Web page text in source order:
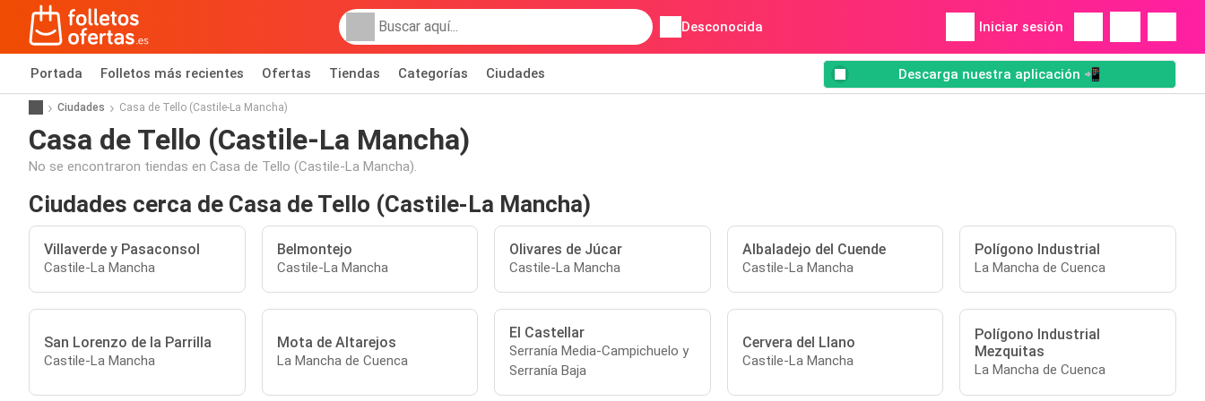
Desconocida Iniciar sesión
Portada Folletos más recientes Ofertas Tiendas Categorías Ciudades Descarga nuestra aplicación 📲
Ciudades Casa de Tello (Castile-La Mancha)
Casa de Tello (Castile-La Mancha)
No se encontraron tiendas en Casa de Tello (Castile-La Mancha).
Ciudades cerca de Casa de Tello (Castile-La Mancha)
Villaverde y Pasaconsol
Castile-La Mancha
Belmontejo
Castile-La Mancha
Olivares de Júcar
Castile-La Mancha
Albaladejo del Cuende
Castile-La Mancha
Polígono Industrial
La Mancha de Cuenca
San Lorenzo de la Parrilla
Castile-La Mancha
Mota de Altarejos
La Mancha de Cuenca
El Castellar
Serranía Media-Campichuelo y
Serranía Baja
Cervera del Llano
Castile-La Mancha
Polígono Industrial
Mezquitas
La Mancha de Cuenca